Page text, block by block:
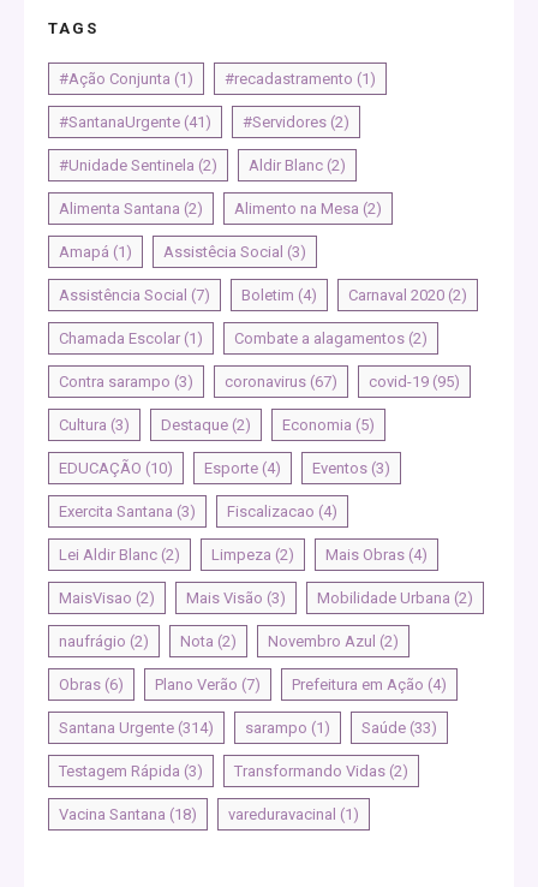
TAGS
#Ação Conjunta (1) #recadastramento (1)
#SantanaUrgente (41) #Servidores (2)
#Unidade Sentinela (2) Aldir Blanc (2)
Alimenta Santana (2) Alimento na Mesa (2)
Amapá (1) Assistêcia Social (3)
Assistência Social (7) Boletim (4) Carnaval 2020 (2)
Chamada Escolar (1) Combate a alagamentos (2)
Contra sarampo (3) coronavirus (67) covid-19 (95)
Cultura (3) Destaque (2) Economia (5)
EDUCAÇÃO (10) Esporte (4) Eventos (3)
Exercita Santana (3) Fiscalizacao (4)
Lei Aldir Blanc (2) Limpeza (2) Mais Obras (4)
MaisVisao (2) Mais Visão (3) Mobilidade Urbana (2)
naufrágio (2) Nota (2) Novembro Azul (2)
Obras (6) Plano Verão (7) Prefeitura em Ação (4)
Santana Urgente (314) sarampo (1) Saúde (33)
Testagem Rápida (3) Transformando Vidas (2)
Vacina Santana (18) vareduravacinal (1)